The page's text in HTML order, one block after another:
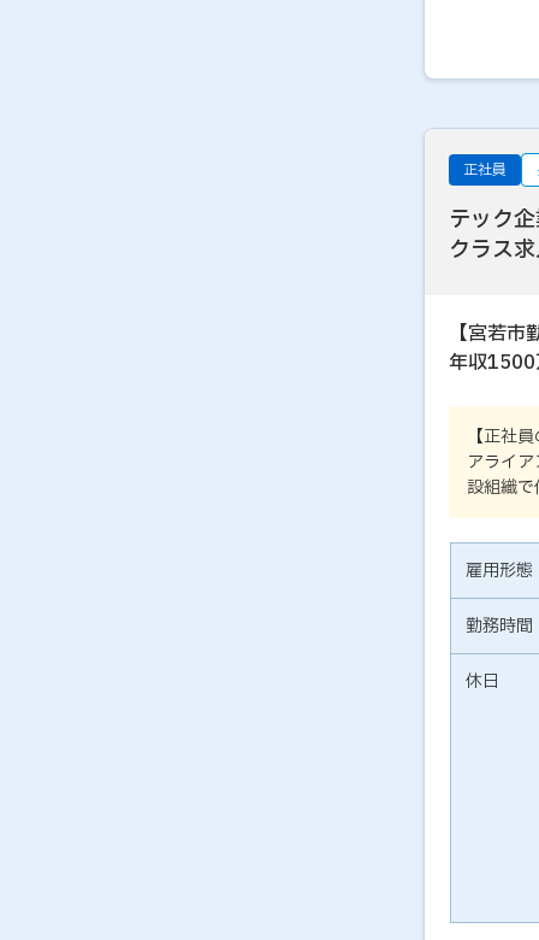
正社員
テック
クラス
【宮若
年収
【正社
アライ
設組織
雇用形態
勤務時間
休日